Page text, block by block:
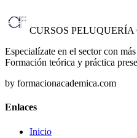
CURSOS
Especialízate en el sector con
Formación teórica y práctica
by formacionacademica.com
Enlaces
Inicio